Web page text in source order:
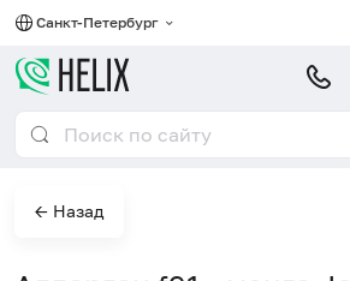
Санкт-Петербург
← Назад